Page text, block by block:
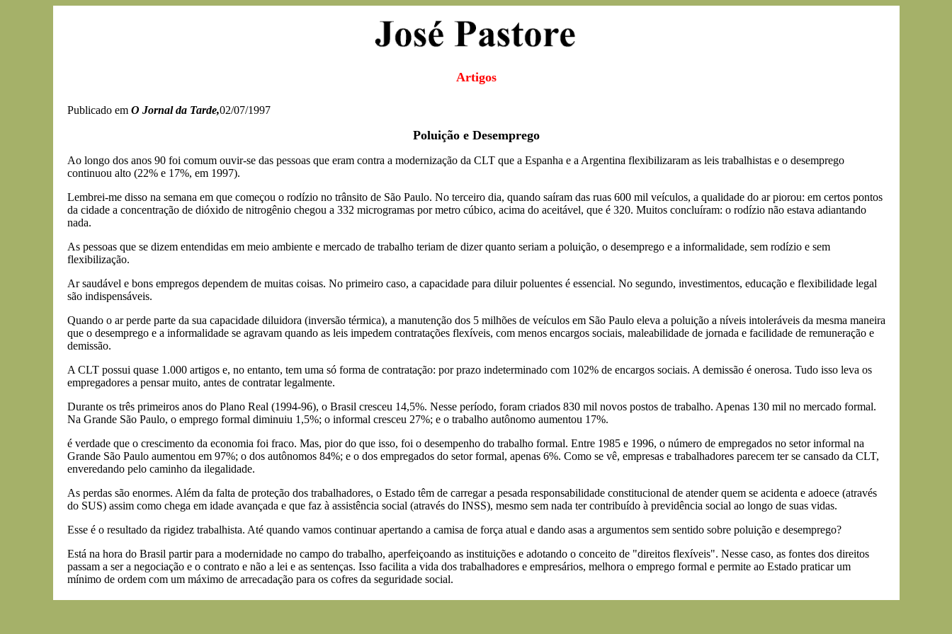
Artigos
Publicado em O Jornal da Tarde,02/07/1997
Poluição e Desemprego
Ao longo dos anos 90 foi comum ouvir-se das pessoas que eram contra a modernização da CLT que a Espanha e a Argentina flexibilizaram as leis trabalhistas e o desemprego
continuou alto (22% e 17%, em 1997).
Lembrei-me disso na semana em que começou o rodízio no trânsito de São Paulo. No terceiro dia, quando saíram das ruas 600 mil veículos, a qualidade do ar piorou: em certos pontos
da cidade a concentração de dióxido de nitrogênio chegou a 332 microgramas por metro cúbico, acima do aceitável, que é 320. Muitos concluíram: o rodízio não estava adiantando
nada.
As pessoas que se dizem entendidas em meio ambiente e mercado de trabalho teriam de dizer quanto seriam a poluição, o desemprego e a informalidade, sem rodízio e sem
flexibilização.
Ar saudável e bons empregos dependem de muitas coisas. No primeiro caso, a capacidade para diluir poluentes é essencial. No segundo, investimentos, educação e flexibilidade legal
são indispensáveis.
Quando o ar perde parte da sua capacidade diluidora (inversão térmica), a manutenção dos 5 milhões de veículos em São Paulo eleva a poluição a níveis intoleráveis da mesma maneira
que o desemprego e a informalidade se agravam quando as leis impedem contratações flexíveis, com menos encargos sociais, maleabilidade de jornada e facilidade de remuneração e
demissão.
A CLT possui quase 1.000 artigos e, no entanto, tem uma só forma de contratação: por prazo indeterminado com 102% de encargos sociais. A demissão é onerosa. Tudo isso leva os
empregadores a pensar muito, antes de contratar legalmente.
Durante os três primeiros anos do Plano Real (1994-96), o Brasil cresceu 14,5%. Nesse período, foram criados 830 mil novos postos de trabalho. Apenas 130 mil no mercado formal.
Na Grande São Paulo, o emprego formal diminuiu 1,5%; o informal cresceu 27%; e o trabalho autônomo aumentou 17%.
é verdade que o crescimento da economia foi fraco. Mas, pior do que isso, foi o desempenho do trabalho formal. Entre 1985 e 1996, o número de empregados no setor informal na
Grande São Paulo aumentou em 97%; o dos autônomos 84%; e o dos empregados do setor formal, apenas 6%. Como se vê, empresas e trabalhadores parecem ter se cansado da CLT,
enveredando pelo caminho da ilegalidade.
As perdas são enormes. Além da falta de proteção dos trabalhadores, o Estado têm de carregar a pesada responsabilidade constitucional de atender quem se acidenta e adoece (através
do SUS) assim como chega em idade avançada e que faz à assistência social (através do INSS), mesmo sem nada ter contribuído à previdência social ao longo de suas vidas.
Esse é o resultado da rigidez trabalhista. Até quando vamos continuar apertando a camisa de força atual e dando asas a argumentos sem sentido sobre poluição e desemprego?
Está na hora do Brasil partir para a modernidade no campo do trabalho, aperfeiçoando as instituições e adotando o conceito de "direitos flexíveis". Nesse caso, as fontes dos direitos
passam a ser a negociação e o contrato e não a lei e as sentenças. Isso facilita a vida dos trabalhadores e empresários, melhora o emprego formal e permite ao Estado praticar um
mínimo de ordem com um máximo de arrecadação para os cofres da seguridade social.